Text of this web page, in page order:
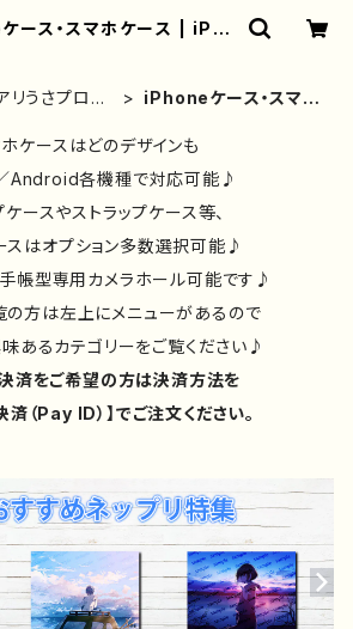
ース・スマホケース | iPho
い/通販｜雑貨屋アリうさ
リうさプロジ
iPhoneケース・スマホ
ケースはどのデザインも
Android各機種で対応可能♪
ケースやストラップケース等、
スはオプション多数選択可能♪
帳型専用カメラホール可能です♪
の方は左上にメニューがあるので
あるカテゴリーをご覧ください♪
済をご希望の方は決済方法を
済（Pay ID）】でご注文ください。